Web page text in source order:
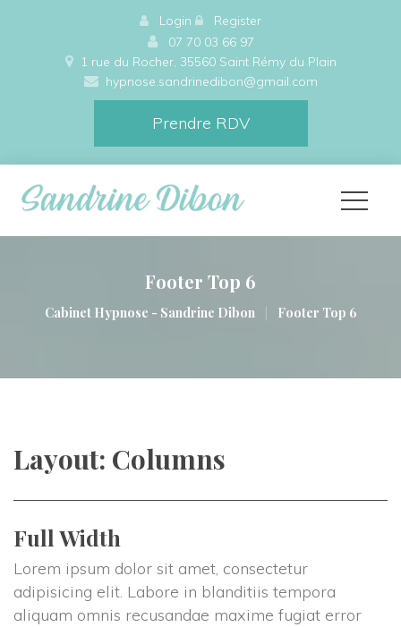
Login
Register
07 70 03 66 97
1 rue du Rocher, 35560 Saint Rémy du Plain
hypnose.sandrinedibon@gmail.com
Prendre RDV
Footer Top 6
Cabinet Hypnose - Sandrine Dibon | Footer Top 6
Layout: Column
Full Width
Lorem ipsum dolor sit amet, consectetur
adipisicing elit. Labore in blanditiis tempora
aliquam omnis recusandae maxime fugiat error